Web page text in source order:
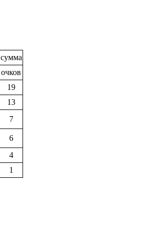
сумма
очков
19
13
7
6
4
1